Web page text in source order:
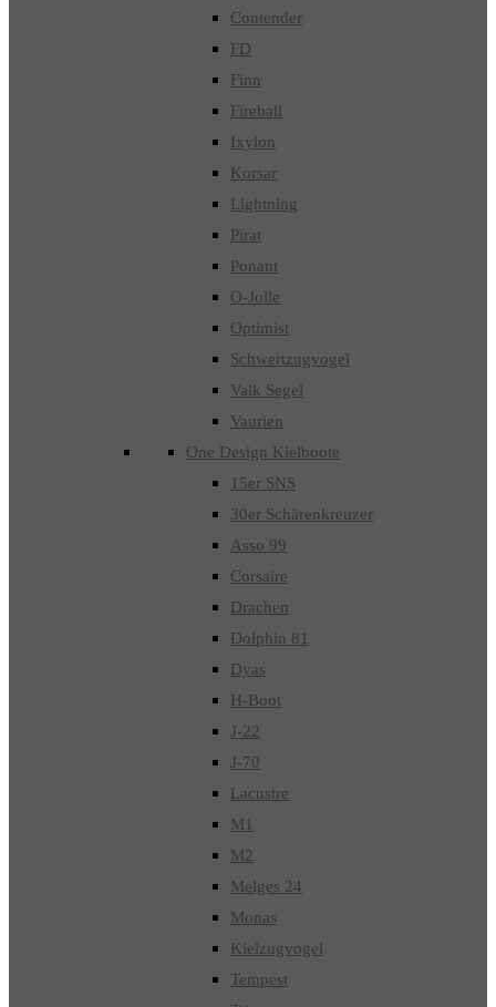
Contender
FD
Finn
Fireball
Ixylon
Korsar
Lightning
Pirat
Ponant
O-Jolle
Optimist
Schwertzugvogel
Valk Segel
Vaurien
One Design Kielboote
15er SNS
30er Schärenkreuzer
Asso 99
Corsaire
Drachen
Dolphin 81
Dyas
H-Boot
J-22
J-70
Lacustre
M1
M2
Melges 24
Monas
Kielzugvogel
Tempest